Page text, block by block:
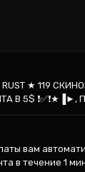
RUST ★ 119
В 5$ ❗✅❗★▐►,
вам
в течение 1